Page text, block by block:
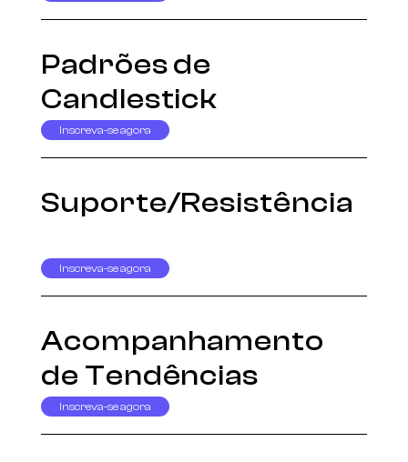
Padrões de
Candlestick
Inscreva-se agora
Suporte/Resistência
Inscreva-se agora
Acompanhamento
de Tendências
Inscreva-se agora